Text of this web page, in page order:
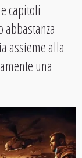
capitoli
assieme alla
una